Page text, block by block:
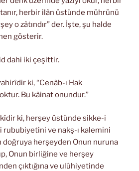
herbir ilân üstünde mührünü
o zâtındır” der. İşte, şu halde
gösterir.
dahi iki çeşittir.
ki, “Cenâb-ı Hak
Bu kâinat onundur.”
ki, herşey üstünde sikke-i
ve nakş-ı kalemini
doğruya herşeyden Onun nuruna
Onun birliğine ve herşey
çıktığına ve ulûhiyetinde